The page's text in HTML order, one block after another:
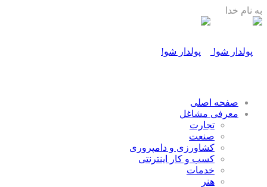
به نام خدا
صفحه اصلی
معرفی مشاغل
تجارت
صنعت
كشاورزی و دامپروری
كسب و كار اينترنتی
خدمات
هنر